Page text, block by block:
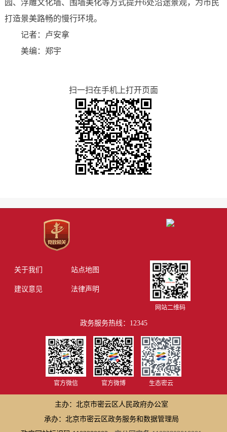
园、浮雕文化墙、围墙美化等方式提升6处沿途景观，为市民
打造景美路畅的慢行环境。
记者：卢安拿
美编：郑宇
扫一扫在手机上打开页面
关于我们 站点地图
建议意见 法律声明
网站二维码
政务服务热线：12345
官方微信 官方微博 生态密云
主办：北京市密云区人民政府办公室
承办：北京市密云区政务服务和数据管理局